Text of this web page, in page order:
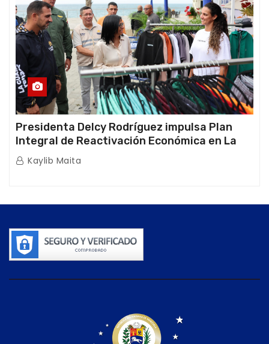
Presidenta Delcy Rodríguez impulsa Plan
Integral de Reactivación Económica en La
Guaira
Kaylib Maita